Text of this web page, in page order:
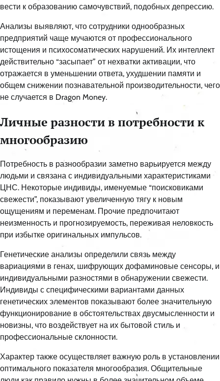
вести к образованию самочувствий, подобных депрессию.
Анализы выявляют, что сотрудники однообразных
предприятий чаще мучаются от профессионального
истощения и психосоматических нарушений. Их интеллект
действительно “засыпает” от нехватки активации, что
отражается в уменьшении ответа, ухудшении памяти и
общем снижении познавательной производительности, чего
не случается в Dragon Money.
Личные разности в потребности к
многообразию
Потребность в разнообразии заметно варьируется между
людьми и связана с индивидуальными характеристиками
ЦНС. Некоторые индивиды, именуемые “поисковиками
свежести”, показывают увеличенную тягу к новым
ощущениям и переменам. Прочие предпочитают
неизменность и прогнозируемость, переживая неловкость
при избытке оригинальных импульсов.
Генетические анализы определили связь между
вариациями в генах, шифрующих дофаминовые сенсоры, и
индивидуальными разностями в обнаружении свежести.
Индивиды с специфическими вариантами данных
генетических элементов показывают более значительную
функционирование в обстоятельствах двусмысленности и
новизны, что воздействует на их бытовой стиль и
профессиональные склонности.
Характер также осуществляет важную роль в установлении
оптимального показателя многообразия. Общительные